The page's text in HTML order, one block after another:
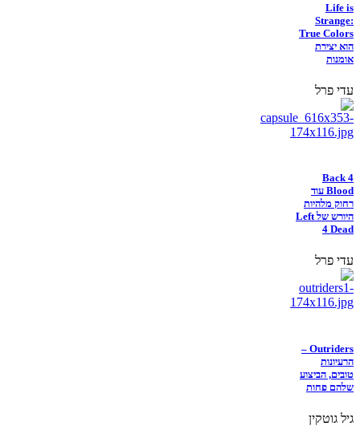
Life is
Strange:
True Colors
הוא יצירת
אומנות
עדי פרל
Back 4
Blood עוד
רחוק מלהיות
היורש של Left
4 Dead
עדי פרל
Outriders –
הרעיונות
טובים, הביצוע
שלהם פחות
גיל גוטקין